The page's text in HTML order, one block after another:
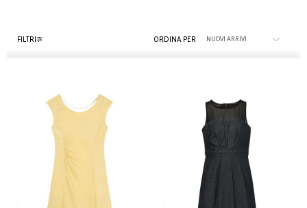
FILTRI ORDINA PER